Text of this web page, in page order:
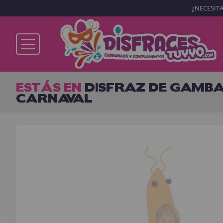
Ya soy cliente
ESTÁS EN DISFRAZ DE
CARNAVAL